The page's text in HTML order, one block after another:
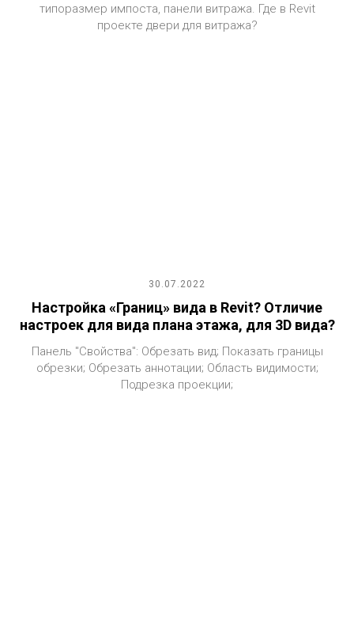
типоразмер импоста, панели витража. Где в Revit
проекте двери для витража?
30.07.2022
Настройка «Границ» вида в Revit? Отличие
настроек для вида плана этажа, для 3D вида?
Панель "Свойства": Обрезать вид; Показать границы
обрезки; Обрезать аннотации; Область видимости;
Подрезка проекции;